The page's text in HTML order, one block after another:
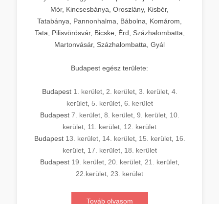
Mór, Kincsesbánya, Oroszlány, Kisbér,
Tatabánya, Pannonhalma, Bábolna, Komárom,
Tata, Pilisvörösvár, Bicske, Érd, Százhalombatta,
Martonvásár, Százhalombatta, Gyál
Budapest egész területe:
Budapest 1. kerület, 2. kerület, 3. kerület, 4.
kerület, 5. kerület, 6. kerület
Budapest 7. kerület, 8. kerület, 9. kerület, 10.
kerület 11. kerület 12. kerület
Budapest 13. kerület, 14. kerület, 15. kerület, 16.
kerület, 17. kerület, 18. kerület
Budapest 19. kerület, 20. kerület, 21. kerület,
22.kerület 23. kerület
Továb olvasom